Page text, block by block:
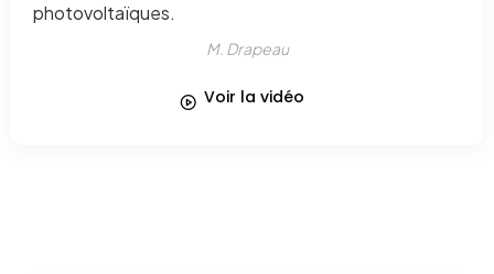
photovoltaïques.
M. Drapeau
Voir la vidéo